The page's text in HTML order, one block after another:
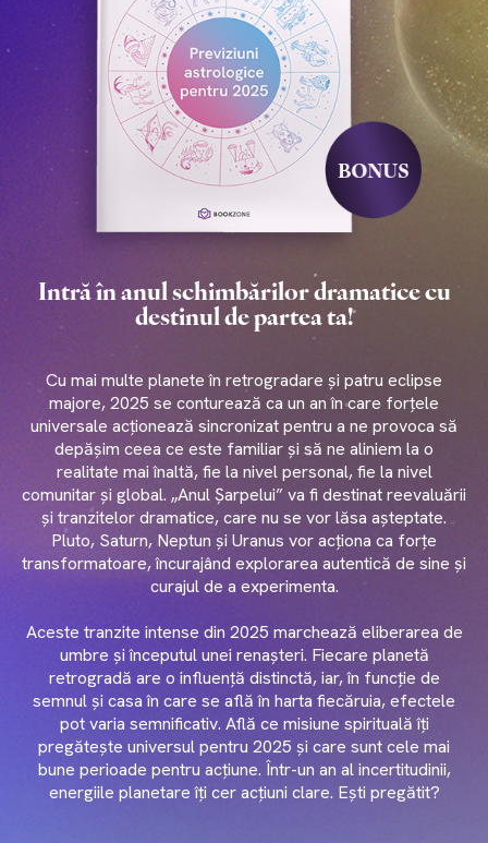
Intră în anul schimbărilor dramatice cu
destinul de partea ta!
Cu mai multe planete în retrogradare și patru eclipse
majore, 2025 se conturează ca un an în care forțele
universale acționează sincronizat pentru a ne provoca să
depășim ceea ce este familiar și să ne aliniem la o
realitate mai înaltă, fie la nivel personal, fie la nivel
comunitar și global. „Anul Șarpelui” va fi destinat reevaluării
și tranzitelor dramatice, care nu se vor lăsa așteptate.
Pluto, Saturn, Neptun și Uranus vor acționa ca forțe
transformatoare, încurajând explorarea autentică de sine și
curajul de a experimenta.
Aceste tranzite intense din 2025 marchează eliberarea de
umbre și începutul unei renașteri. Fiecare planetă
retrogradă are o influență distinctă, iar, în funcție de
semnul și casa în care se află în harta fiecăruia, efectele
pot varia semnificativ. Află ce misiune spirituală îți
pregătește universul pentru 2025 și care sunt cele mai
bune perioade pentru acțiune. Într-un an al incertitudinii,
energiile planetare îți cer acțiuni clare. Ești pregătit?